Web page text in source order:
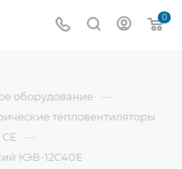
0
оборудование —
тепловентиляторы
СЕ —
КЭВ-12С40Е